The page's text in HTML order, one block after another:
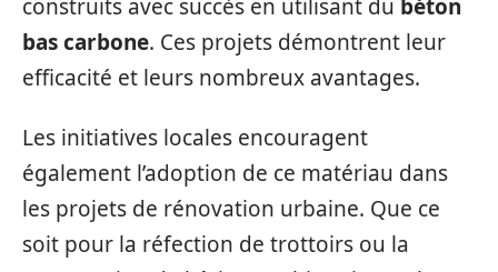
construits avec succès en utilisant du béton
bas carbone. Ces projets démontrent leur
efficacité et leurs nombreux avantages.
Les initiatives locales encouragent
également l’adoption de ce matériau dans
les projets de rénovation urbaine. Que ce
soit pour la réfection de trottoirs ou la